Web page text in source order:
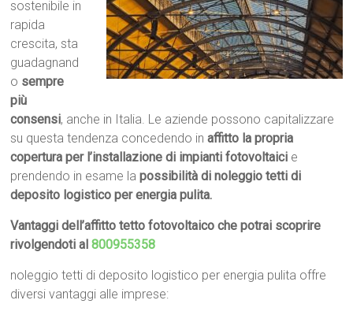
sostenibile in
rapida
crescita, sta
guadagnand
o sempre
più
consensi, anche in Italia. Le aziende possono capitalizzare
su questa tendenza concedendo inaffitto la propria
copertura per l’installazione di impianti fotovoltaici e
prendendo in esame lapossibilità di noleggio tetti di
deposito logistico per energia pulita.
Vantaggi dell’affitto tetto fotovoltaico che potrai scoprire
rivolgendoti al800955358
noleggio tetti di deposito logistico per energia pulita offre
diversi vantaggi alle imprese: